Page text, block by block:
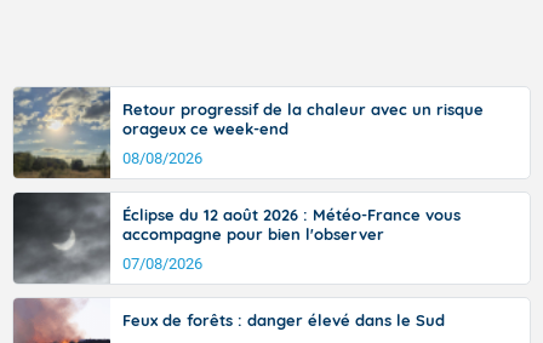
Retour progressif de la chaleur avec un risque
orageux ce week-end
08/08/2026
Éclipse du 12 août 2026 : Météo-France vous
accompagne pour bien l'observer
07/08/2026
Feux de forêts : danger élevé dans le Sud